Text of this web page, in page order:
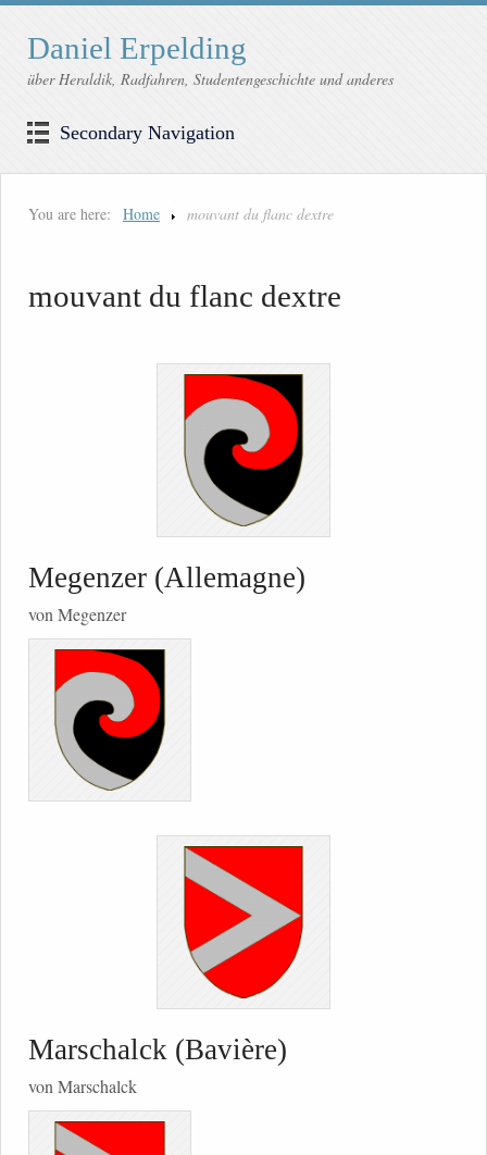
Daniel Erpelding
über Heraldik, Radfahren, Studentengeschichte und anderes
Secondary Navigation
You are here: Home mouvant du flanc dextre
mouvant du flanc dextre
Megenzer (Allemagne)
von Megenzer
Marschalck (Bavière)
von Marschalck